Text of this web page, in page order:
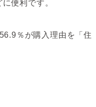
便利です。
％が購入理由を「住